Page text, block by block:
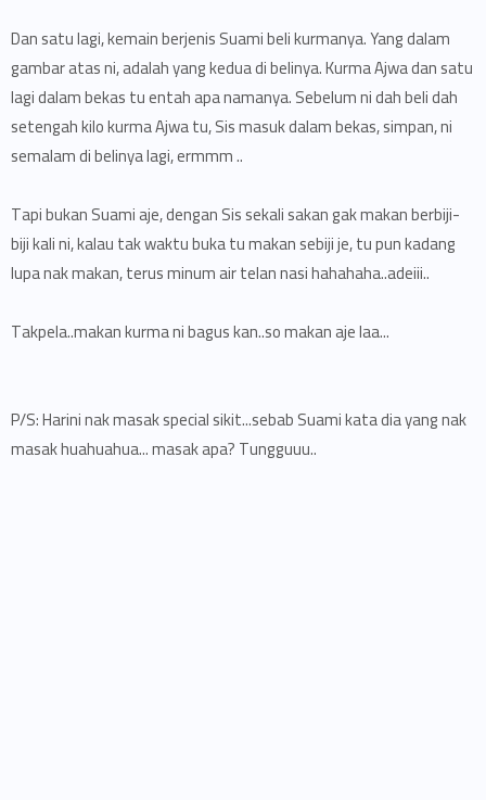
Dan satu lagi, kemain berjenis Suami beli kurmanya. Yang dalam
gambar atas ni, adalah yang kedua di belinya. Kurma Ajwa dan satu
lagi dalam bekas tu entah apa namanya. Sebelum ni dah beli dah
setengah kilo kurma Ajwa tu, Sis masuk dalam bekas, simpan, ni
semalam di belinya lagi, ermmm ..
Tapi bukan Suami aje, dengan Sis sekali sakan gak makan berbiji-
biji kali ni, kalau tak waktu buka tu makan sebiji je, tu pun kadang
lupa nak makan, terus minum air telan nasi hahahaha..adeiii..
Takpela..makan kurma ni bagus kan..so makan aje laa...
P/S: Harini nak masak special sikit...sebab Suami kata dia yang nak
masak huahuahua... masak apa? Tungguuu..